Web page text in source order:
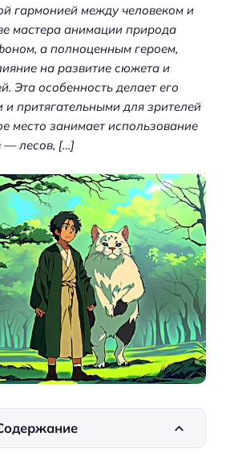
гармонией между человеком и
мастера анимации природа
а полноценным героем,
на развитие сюжета и
Эта особенность делает его
притягательными для зрителей
место занимает использование
— лесов, […]